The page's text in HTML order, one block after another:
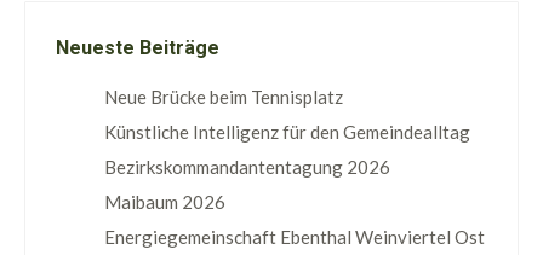
Neueste Beiträge
Neue Brücke beim Tennisplatz
Künstliche Intelligenz für den Gemeindealltag
Bezirkskommandantentagung 2026
Maibaum 2026
Energiegemeinschaft Ebenthal Weinviertel Ost